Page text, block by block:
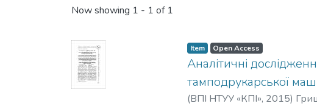
Now showing 1 - 1 of 1
Item Open Access
Аналітичні
тамподрукарської
(ВПІ НТУУ «КПІ», 2015)